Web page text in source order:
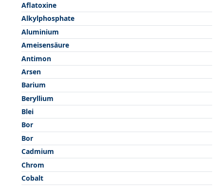
Aflatoxine
Alkylphosphate
Aluminium
Ameisensäure
Antimon
Arsen
Barium
Beryllium
Blei
Bor
Bor
Cadmium
Chrom
Cobalt